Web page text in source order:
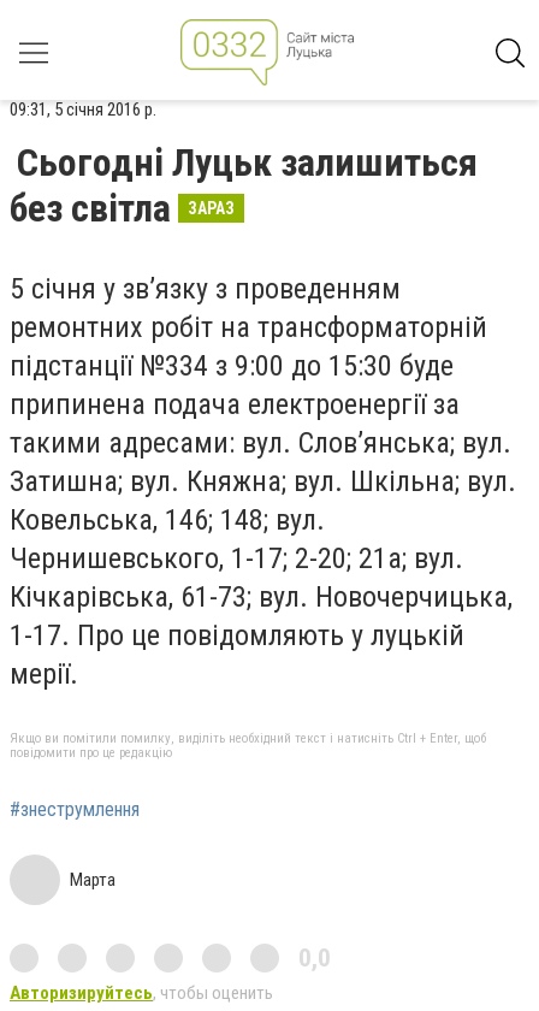
09:31, 5 січня 2016 р.
Сьогодні Луцьк залишиться
без світла
ЗАРАЗ
5 січня у зв’язку з проведенням
ремонтних робіт на трансформаторній
підстанції №334 з 9:00 до 15:30 буде
припинена подача електроенергії за
такими адресами: вул. Слов’янська; вул.
Затишна; вул. Княжна; вул. Шкільна; вул.
Ковельська, 146; 148; вул.
Чернишевського, 1-17; 2-20; 21а; вул.
Кічкарівська, 61-73; вул. Новочерчицька,
1-17. Про це повідомляють у луцькій
мерії.
Якщо ви помітили помилку, виділіть необхідний текст і натисніть Ctrl + Enter, щоб
повідомити про це редакцію
#знеструмлення
Марта
0,0
Авторизируйтесь, чтобы оценить